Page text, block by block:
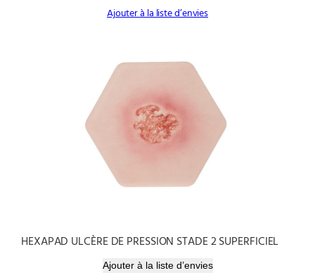
Ajouter à la liste d’envies
HEXAPAD ULCÈRE DE PRESSION STADE 2 SUPERFICIEL
Ajouter à la liste d’envies